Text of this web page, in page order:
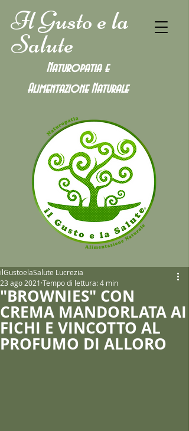
Il Gusto e la
Salute
Naturopatia e
Alimentazione Naturale
"BROWNIES" CON
CREMA MANDORLATA AI
FICHI E VINCOTTO AL
PROFUMO DI ALLORO
ilGustoelaSalute Lucrezia
23 ago 2021 Tempo di lettura: 4 min